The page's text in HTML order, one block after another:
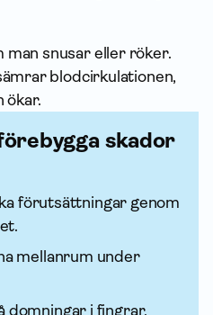
man snusar eller röker.
blodcirkulationen,
ökar.
skador
förutsättningar genom
mellanrum under
domningar i fingrar,